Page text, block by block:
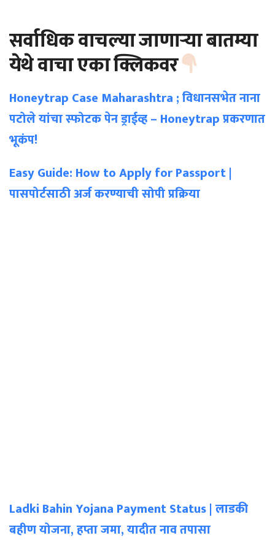
सर्वाधिक वाचल्या जाणाऱ्या बातम्या
येथे वाचा एका क्लिकवर
Honeytrap Case Maharashtra ; विधानसभेत नाना
पटोले यांचा स्फोटक पेन ड्राईव्ह – Honeytrap प्रकरणात
भूकंप!
Easy Guide: How to Apply for Passport |
पासपोर्टसाठी अर्ज करण्याची सोपी प्रक्रिया
Ladki Bahin Yojana Payment Status | लाडकी
बहीण योजना, हप्ता जमा, यादीत नाव तपासा